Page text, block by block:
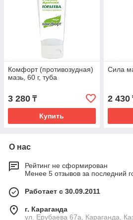
Комфорт (противозудная)
мазь, 60 г, туба
3 280 ₸
Купить
Сила
2 430
О нас
Рейтинг не сформирован
Менее 5 отзывов за последний
Работает с 30.09.2011
г. Караганда
ул. Ерубаева 67а, Караганда,